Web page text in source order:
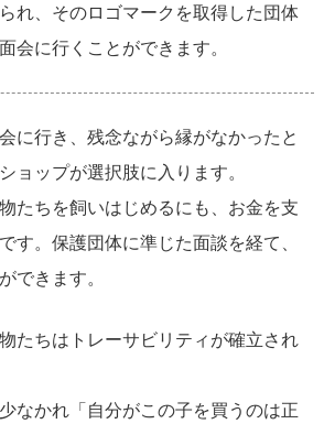
れ、そのロゴマークを取得した団体
会に行くことができます。
に行き、残念ながら縁がなかったと
ョップが選択肢に入ります。
たちを飼いはじめるにも、お金を支
す。保護団体に準じた面談を経て、
できます。
たちはトレーサビリティが確立され
なかれ「自分がこの子を買うのは正